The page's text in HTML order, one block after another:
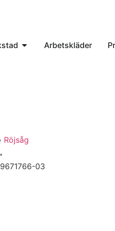
Arbetskläder
Röjsåg
9671766-03